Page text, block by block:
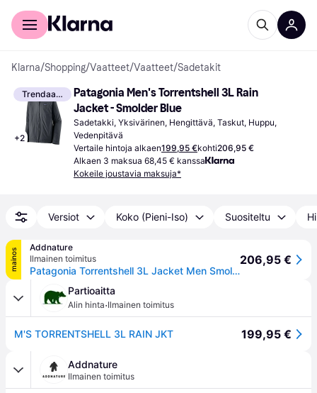
Kuluttajille
Klarna/Shopping/Vaatteet/Vaatteet/Sadetakit
Trendaava
+2
Patagonia Men's Torrentshell 3L Rain
Jacket - Smolder Blue
Sadetakki, Yksivärinen, Hengittävä, Taskut, Huppu,
Vedenpitävä
Vertaile hintoja alkaen199,95 €kohti206,95 €
Alkaen 3 maksua 68,45 € kanssa
Kokeile joustavia maksuja*
Versiot Koko (Pieni-Iso) Suositeltu
mainos
Addnature
Ilmainen toimitus
Patagonia Torrentshell 3L Jacket Men Smolder Blue - XL
206,95 €
Partioaitta
Alin hinta·Ilmainen toimitus
M'S TORRENTSHELL 3L RAIN JKT 199,95 €
Addnature
Ilmainen toimitus